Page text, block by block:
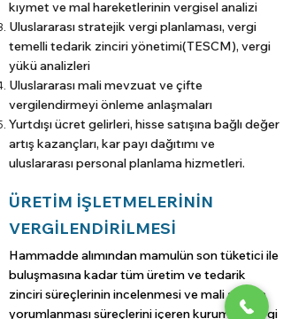
kıymet ve mal hareketlerinin vergisel analizi
Uluslararası stratejik vergi planlaması, vergi
temelli tedarik zinciri yönetimi(TESCM), vergi
yükü analizleri
Uluslararası mali mevzuat ve çifte
vergilendirmeyi önleme anlaşmaları
Yurtdışı ücret gelirleri, hisse satışına bağlı değer
artış kazançları, kar payı dağıtımı ve
uluslararası personal planlama hizmetleri.
ÜRETİM İŞLETMELERİNİN
VERGİLENDİRİLMESİ
Hammadde alımından mamulün son tüketici ile
buluşmasına kadar tüm üretim ve tedarik
zinciri süreçlerinin incelenmesi ve mali açıdan
yorumlanması süreçlerini içeren kurumsal vergi